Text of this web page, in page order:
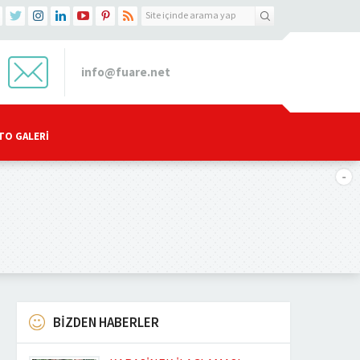
info@fuare.net
GALERI
BİZDEN HABERLER